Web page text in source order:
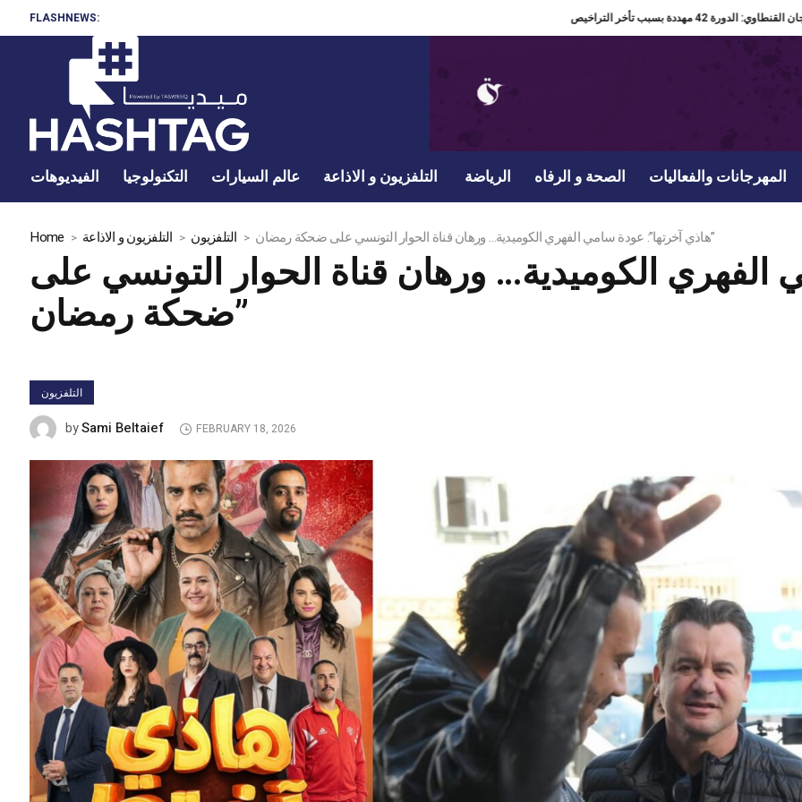
FLASHNEWS: مدير مهرجان القنطاوي: الدورة 42 مهددة بسبب تأخر التراخيص
الفيديوهات التكنولوجيا عالم السيارات التلفزيون و الاذاعة الرياضة الصحة و الرفاه المهرجانات والفعاليات
Home التلفزيون و الاذاعة التلفزيون هاذي آخرتها”: عودة سامي الفهري الكوميدية… ورهان قناة الحوار التونسي على ضحكة رمضان”
الكوميدية… ورهان قناة الحوار التونسي على
ضحكة رمضان”
التلفزيون
bySami Beltaief FEBRUARY 18, 2026